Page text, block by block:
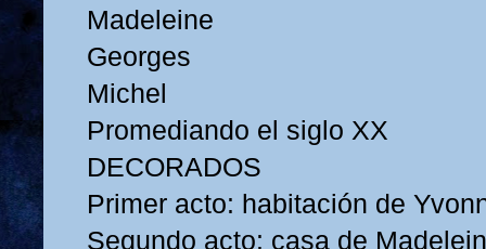
Madeleine
Georges
Michel
Promediando el siglo XX
DECORADOS
Primer acto: habitación de
Segundo acto: casa de